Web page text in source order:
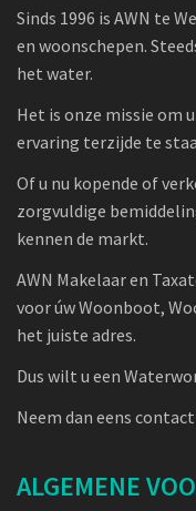
Sinds 1996 is AWN te
en woonschepen.
het water.
Het is onze missie om
ervaring terzijde te
Of u nu kopende of
zorgvuldige
kennen de markt.
AWN Makelaar en
voor úw Woonboot,
het juiste adres.
Dus wilt u een
Neem dan eens
ALGEMENE